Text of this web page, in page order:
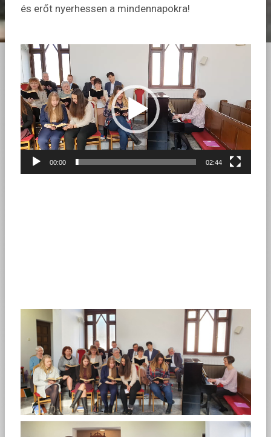
és erőt nyerhessen a mindennapokra!
Videólejátszó
00:00 02:44